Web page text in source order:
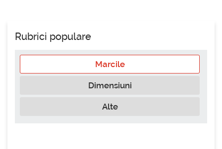
Rubrici populare
Marcile
Dimensiuni
Alte